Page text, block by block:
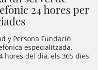
24 hores per
y Persona Fundació
especialitzada,
hores del dia, els 365 dies